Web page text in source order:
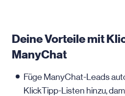
Deine Vorteile mit
ManyChat
Füge ManyChat-Leads
KlickTipp-Listen hinzu,